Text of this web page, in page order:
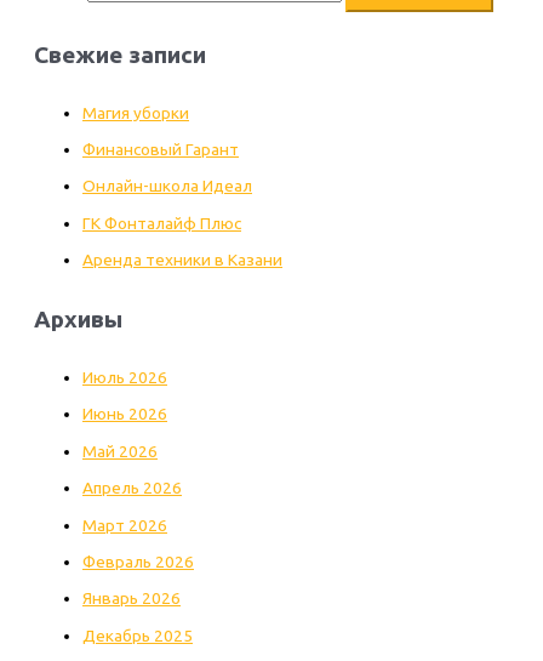
Свежие записи
Магия уборки
Финансовый Гарант
Онлайн-школа Идеал
ГК Фонталайф Плюс
Аренда техники в Казани
Архивы
Июль 2026
Июнь 2026
Май 2026
Апрель 2026
Март 2026
Февраль 2026
Январь 2026
Декабрь 2025